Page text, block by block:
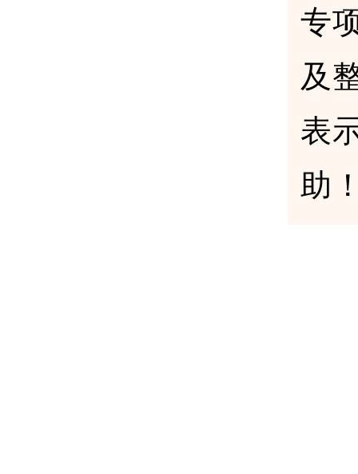
专
及
表
助